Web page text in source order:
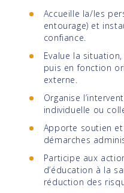
Accueille la/les
entourage) et
confiance.
Evalue la
puis en fonction
externe.
Organise
individuelle ou
Apporte soutien
démarches
Participe aux
d’éducation à la
réduction des